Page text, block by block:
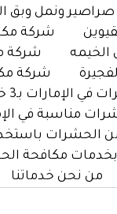
ونمل وبق
شركة
شركة
شركة
بـ3 خطوات بسيطة؟
في الإمارات
باستخدام 3 تقنيات
مكافحة
من نحن خدماتنا